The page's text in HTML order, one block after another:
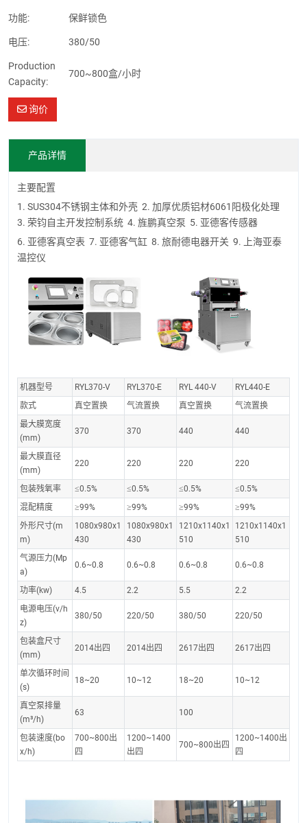
功能: 保鲜锁色
电压: 380/50
Production
Capacity:
700~800盒/小时
询价
产品详情
主要配置
1. SUS304不锈钢主体和外壳 2. 加厚优质铝材6061阳极化处理
3. 荣钧自主开发控制系统 4. 旌鹏真空泵 5. 亚德客传感器
6. 亚德客真空表 7. 亚德客气缸 8. 旅耐德电器开关 9. 上海亚泰
温控仪
机器型号 RYL370-V RYL370-E RYL 440-V
RYL440-E
款式
真空置换 气流置换 真空置换
气流置换
最大膜宽度
(mm)
370 370 440 440
最大膜直径
(mm)
220 220 220 220
包装残氧率 ≤0.5% ≤0.5% ≤0.5%
≤0.5%
混配精度
≥99% ≥99% ≥99%
≥99%
外形尺寸(m
m)
1080x980x1
430
1080x980x1
430
1210x1140x1
510
1210x1140x1
510
气源压力(Mp
a)
0.6~0.8 0.6~0.8 0.6~0.8 0.6~0.8
功率(kw) 4.5 2.2 5.5
2.2
电源电压(v/h
z)
380/50 220/50 380/50 220/50
包装盒尺寸
(mm)
2014出四 2014出四 2617出四 2617出四
单次循环时间
(s)
18~20 10~12 18~20 10~12
真空泵排量
(m³/h)
63 100
包装速度(bo
x/h)
700~800出
四
1200~1400
出四
700~800出四
1200~1400出
四